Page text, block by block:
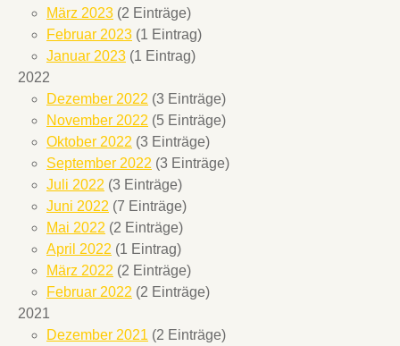
März 2023 (2 Einträge)
Februar 2023 (1 Eintrag)
Januar 2023 (1 Eintrag)
2022
Dezember 2022 (3 Einträge)
November 2022 (5 Einträge)
Oktober 2022 (3 Einträge)
September 2022 (3 Einträge)
Juli 2022 (3 Einträge)
Juni 2022 (7 Einträge)
Mai 2022 (2 Einträge)
April 2022 (1 Eintrag)
März 2022 (2 Einträge)
Februar 2022 (2 Einträge)
2021
Dezember 2021 (2 Einträge)